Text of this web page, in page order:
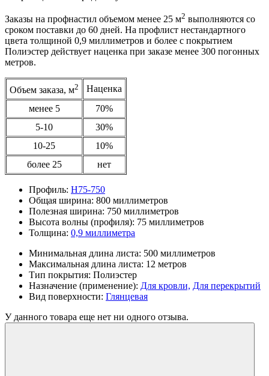
Заказы на профнастил объемом менее 25 м2 выполняются со
сроком поставки до 60 дней. На профлист нестандартного
цвета толщиной 0,9 миллиметров и более с покрытием
Полиэстер действует наценка при заказе менее 300 погонных
метров.
Объем заказа, м2
Наценка
менее 5
70%
5-10
30%
10-25
10%
более 25
нет
Профиль: Н75-750
Общая ширина: 800 миллиметров
Полезная ширина: 750 миллиметров
Высота волны (профиля): 75 миллиметров
Толщина: 0,9 миллиметра
Минимальная длина листа: 500 миллиметров
Максимальная длина листа: 12 метров
Тип покрытия: Полиэстер
Назначение (применение): Для кровли, Для перекрытий
Вид поверхности: Глянцевая
У данного товара еще нет ни одного отзыва.